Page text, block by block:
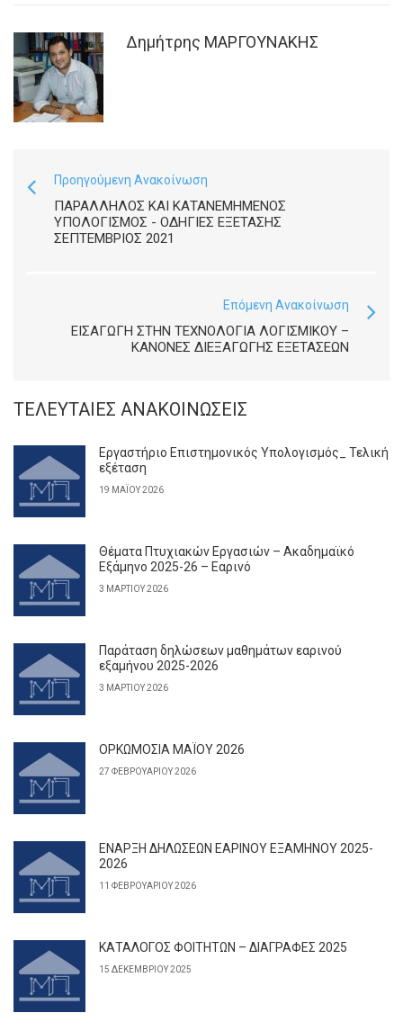
Δημήτρης ΜΑΡΓΟΥΝΑΚΗΣ
Προηγούμενη Ανακοίνωση
ΠΑΡΆΛΛΗΛΟΣ ΚΑΙ ΚΑΤΑΝΕΜΗΜΈΝΟΣ
ΥΠΟΛΟΓΙΣΜΌΣ - ΟΔΗΓΊΕΣ ΕΞΈΤΑΣΗΣ
ΣΕΠΤΈΜΒΡΙΟΣ 2021
Επόμενη Ανακοίνωση
ΕΙΣΑΓΩΓΗ ΣΤΗΝ ΤΕΧΝΟΛΟΓΙΑ ΛΟΓΙΣΜΙΚΟΥ –
ΚΑΝΌΝΕΣ ΔΙΕΞΑΓΩΓΉΣ ΕΞΕΤΆΣΕΩΝ
ΤΕΛΕΥΤΑΊΕΣ ΑΝΑΚΟΙΝΏΣΕΙΣ
Εργαστήριο Επιστημονικός Υπολογισμός_ Τελική
εξέταση
19 ΜΑΪ́ΟΥ 2026
Θέματα Πτυχιακών Εργασιών – Ακαδημαϊκό
Εξάμηνο 2025-26 – Εαρινό
3 ΜΑΡΤΊΟΥ 2026
Παράταση δηλώσεων μαθημάτων εαρινού
εξαμήνου 2025-2026
3 ΜΑΡΤΊΟΥ 2026
ΟΡΚΩΜΟΣΙΑ ΜΑΪΟΥ 2026
27 ΦΕΒΡΟΥΑΡΊΟΥ 2026
ΕΝΑΡΞΗ ΔΗΛΩΣΕΩΝ ΕΑΡΙΝΟΥ ΕΞΑΜΗΝΟΥ 2025-
2026
11 ΦΕΒΡΟΥΑΡΊΟΥ 2026
ΚΑΤΑΛΟΓΟΣ ΦΟΙΤΗΤΩΝ – ΔΙΑΓΡΑΦΕΣ 2025
15 ΔΕΚΕΜΒΡΊΟΥ 2025